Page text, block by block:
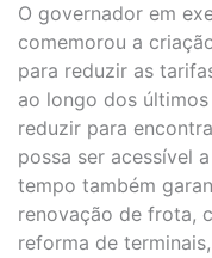
O governador em
comemorou a
para reduzir as
ao longo dos
reduzir para
possa ser acessível
tempo também
renovação de frota,
reforma de